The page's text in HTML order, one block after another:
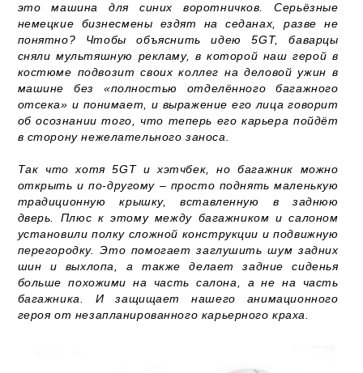
это машина для синих воротничков. Серьёзные
немецкие бизнесмены ездят на седанах, разве не
понятно? Чтобы объяснить идею 5GT, баварцы
сняли мультяшную рекламу, в которой наш герой в
костюме подвозит своих коллег на деловой ужин в
машине без «полностью отделённого багажного
отсека» и понимает, и выражение его лица говорит
об осознании того, что теперь его карьера пойдёт
в сторону нежелательного заноса.
Так что хотя 5GT и хэтчбек, но багажник можно
открыть и по-другому – просто поднять маленькую
традиционную крышку, вставленную в заднюю
дверь. Плюс к этому между багажником и салоном
установили полку сложной конструкции и подвижную
перегородку. Это помогает заглушить шум задних
шин и выхлопа, а также делает задние сиденья
больше похожими на часть салона, а не на часть
багажника. И защищает нашего анимационного
героя от незапланированного карьерного краха.